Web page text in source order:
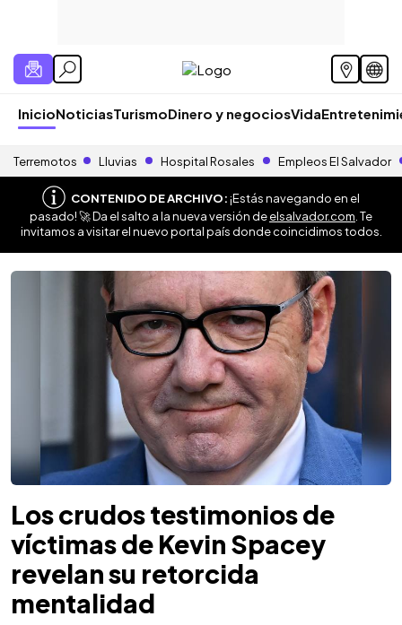
InicioNoticiasTurismoDinero y negociosVida
Terremotos Lluvias Hospital Rosales Empleos El Salvador
CONTENIDO DE ARCHIVO:¡Estás navegando en el
pasado! 🚀 Da el salto a la nueva versión deelsalvador.com . Te
invitamos a visitar el nuevo portal país donde coincidimos todos.
Los crudos testimonios de
víctimas de Kevin Spacey
revelan su retorcida
mentalidad